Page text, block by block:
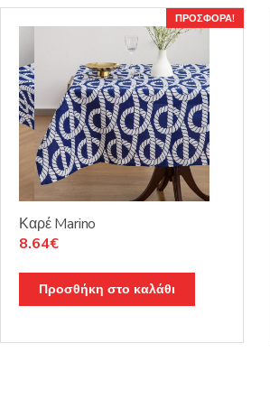
ΠΡΟΣΦΟΡΆ!
Καρέ Marino
Original
was:
10.15€.
8.64€Η
τιμή
είναι:
Προσθήκη στο καλάθι